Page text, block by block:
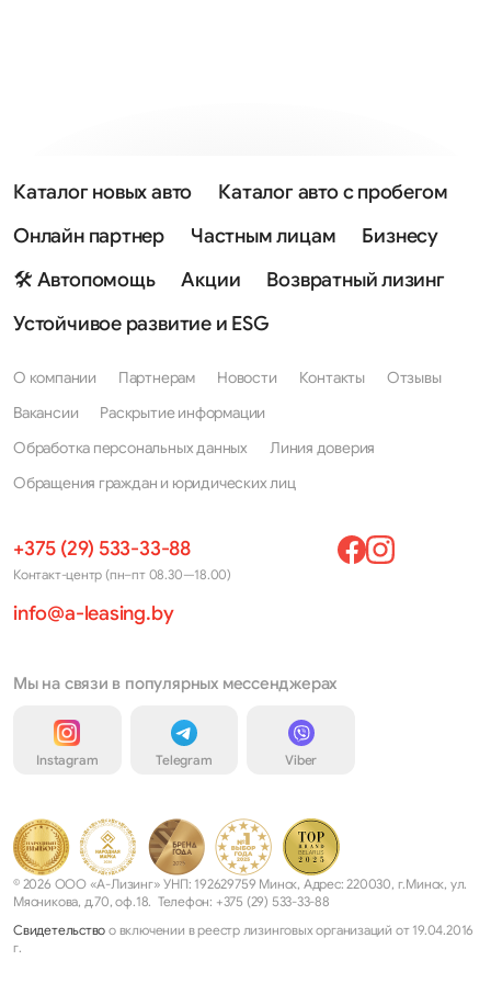
Каталог новых авто
Каталог авто с пробегом
Онлайн партнер
Частным лицам
Бизнесу
🛠 Автопомощь
Акции
Возвратный лизинг
Устойчивое развитие и ESG
О компании Партнерам Новости Контакты
Отзывы
Вакансии
Раскрытие информации
Обработка персональных данных
Линия доверия
Обращения граждан и юридических лиц
+375 (29) 533-33-88
Контакт-центр (пн–пт 08.30—18.00)
info@a-leasing.by
Мы на связи в популярных мессенджерах
Instagram Telegram Viber
© 2026 ООО «А-Лизинг» УНП: 192629759 Минск, Адрес: 220030, г.Минск, ул.
Мясникова, д.70, оф.18. Телефон: +375 (29) 533-33-88
Свидетельство о включении в реестр лизинговых организаций от 19.04.2016
г.